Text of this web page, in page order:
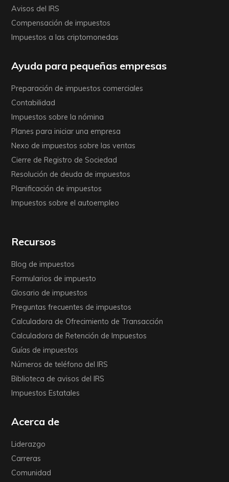
Avisos del IRS
Compensación de impuestos
Impuestos a las criptomonedas
Ayuda para pequeñas empresas
Preparación de impuestos comerciales
Contabilidad
Impuestos sobre la nómina
Planes para iniciar una empresa
Nexo de impuestos sobre las ventas
Cierre de Registro de Sociedad
Resolución de deuda de impuestos
Planificación de impuestos
Impuestos sobre el autoempleo
Recursos
Blog de impuestos
Formularios de impuesto
Glosario de impuestos
Preguntas frecuentes de impuestos
Calculadora de Ofrecimiento de Transacción
Calculadora de Retención de Impuestos
Guías de impuestos
Números de teléfono del IRS
Biblioteca de avisos del IRS
Impuestos Estatales
Acerca de
Liderazgo
Carreras
Comunidad